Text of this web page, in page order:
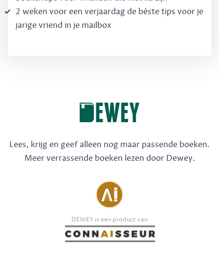
2 weken voor een verjaardag de béste tips voor je
jarige vriend in je mailbox
Lees, krijg en geef alleen nog maar passende boeken.
Meer verrassende boeken lezen door Dewey.
DEWEY is een product van